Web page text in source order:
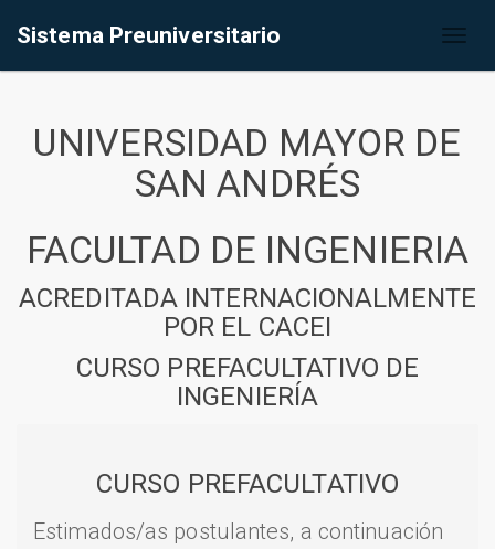
Sistema Preuniversitario
UNIVERSIDAD MAYOR DE
SAN ANDRÉS
FACULTAD DE INGENIERIA
ACREDITADA INTERNACIONALMENTE
POR EL CACEI
CURSO PREFACULTATIVO DE
INGENIERÍA
CURSO PREFACULTATIVO
Estimados/as postulantes, a continuación